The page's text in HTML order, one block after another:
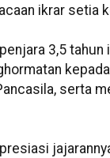
ikrar setia
3,5
serta